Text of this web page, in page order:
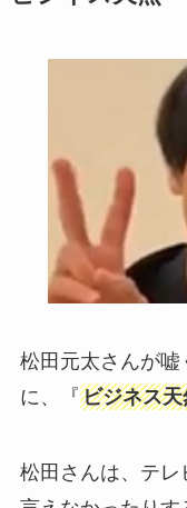
松田元太さんが
に、『ビジネス天
松田さんは、テ